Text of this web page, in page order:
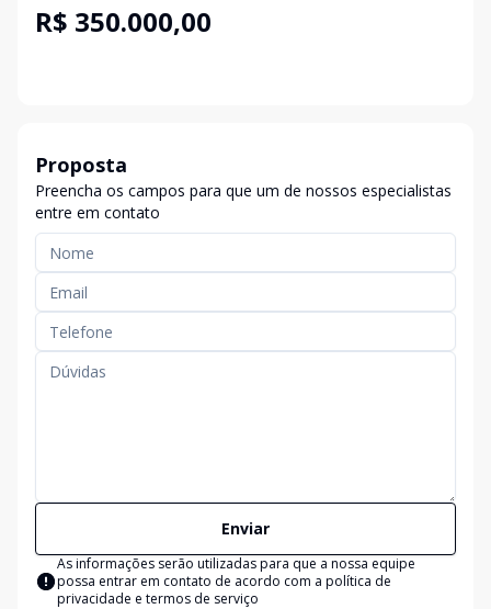
R$ 350.000,00
Proposta
Preencha os campos para que um de nossos especialistas
entre em contato
Enviar
As informações serão utilizadas para que a nossa equipe
possa entrar em contato de acordo com a política de
privacidade e termos de serviço